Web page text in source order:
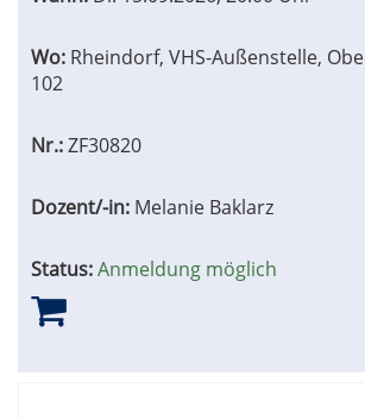
Wo: Rheindorf, VHS-Außenstelle,
102
Nr.:ZF30820
Dozent/-in: Melanie Baklarz
Status:Anmeldung möglich